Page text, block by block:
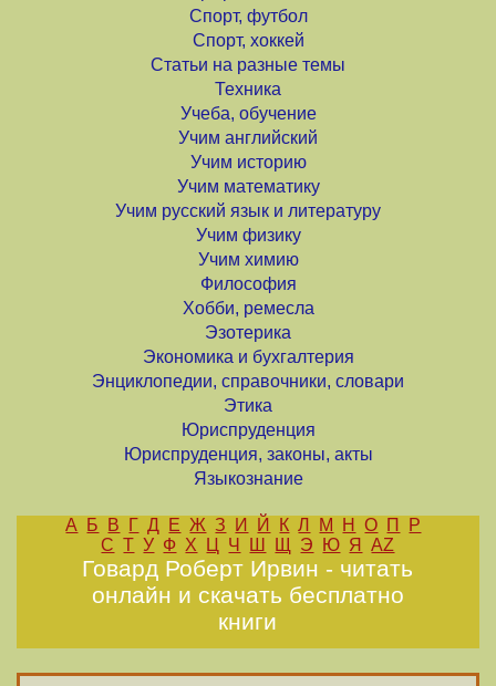
Спорт, футбол
Спорт, хоккей
Статьи на разные темы
Техника
Учеба, обучение
Учим английский
Учим историю
Учим математику
Учим русский язык и литературу
Учим физику
Учим химию
Философия
Хобби, ремесла
Эзотерика
Экономика и бухгалтерия
Энциклопедии, справочники, словари
Этика
Юриспруденция
Юриспруденция, законы, акты
Языкознание
А Б В Г Д Е Ж З И Й К Л М Н О П
Р
С Т У Ф Х Ц Ч Ш Щ Э Ю Я AZ
Говард Роберт Ирвин - читать
онлайн и скачать бесплатно
книги